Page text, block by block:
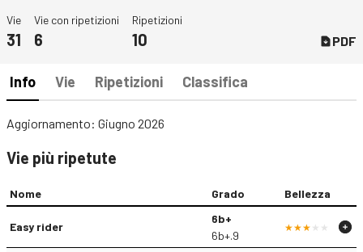
Vie
31
Vie con ripetizioni
6
Ripetizioni
10 PDF
Info Vie Ripetizioni Classifica
Aggiornamento: Giugno 2026
Vie più ripetute
Nome Grado Bellezza
Easy rider
6b+
6b+.9